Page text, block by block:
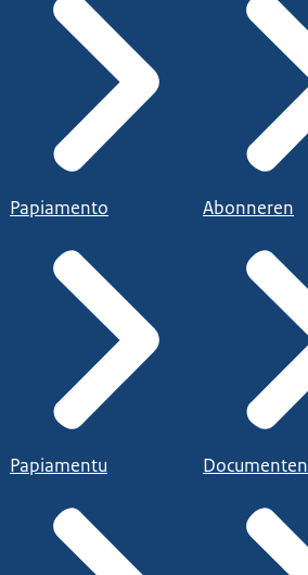
Papiamento
Papiamentu
Abonneren
Documenten